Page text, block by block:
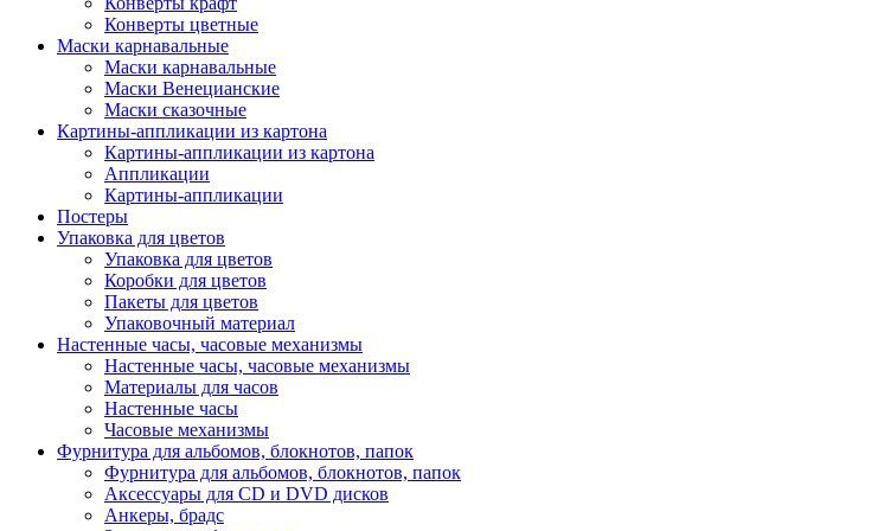
Конверты цветные
Маски карнавальные
Маски карнавальные
Маски Венецианские
Маски сказочные
Картины-аппликации из картона
Картины-аппликации из картона
Аппликации
Картины-аппликации
Постеры
Упаковка для цветов
Упаковка для цветов
Коробки для цветов
Пакеты для цветов
Упаковочный материал
Настенные часы, часовые механизмы
Настенные часы, часовые механизмы
Материалы для часов
Настенные часы
Часовые механизмы
Фурнитура для альбомов, блокнотов, папок
Фурнитура для альбомов, блокнотов, папок
Аксессуары для CD и DVD дисков
Анкеры, брадс